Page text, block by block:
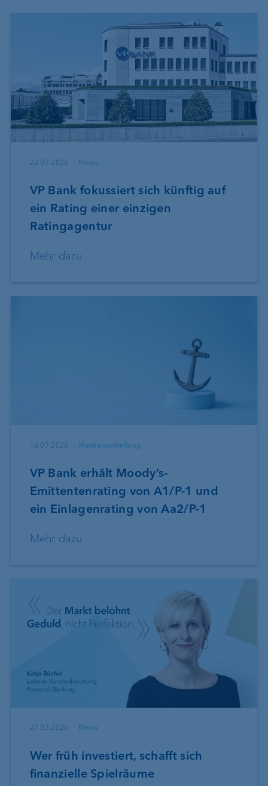
22.07.2026 News
VP Bank fokussiert sich künftig auf
ein Rating einer einzigen
Ratingagentur
Mehr dazu
16.07.2026 Medienmitteilung
VP Bank erhält Moody’s-
Emittentenrating von A1/P-1 und
ein Einlagenrating von Aa2/P-1
Mehr dazu
27.03.2026 News
Wer früh investiert, schafft sich
finanzielle Spielräume